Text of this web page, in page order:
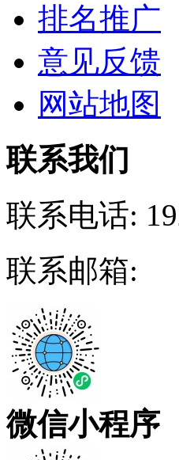
排名推广
意见反馈
网站地图
联系我们
联系电话:
联系邮箱:
微信小程序